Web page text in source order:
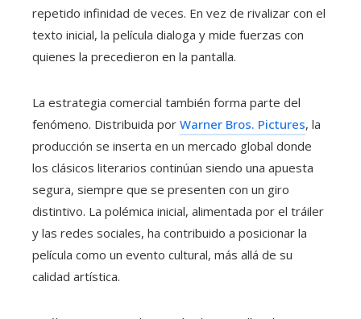
repetido infinidad de veces. En vez de rivalizar con el
texto inicial, la película dialoga y mide fuerzas con
quienes la precedieron en la pantalla.
La estrategia comercial también forma parte del
fenómeno. Distribuida por Warner Bros. Pictures, la
producción se inserta en un mercado global donde
los clásicos literarios continúan siendo una apuesta
segura, siempre que se presenten con un giro
distintivo. La polémica inicial, alimentada por el tráiler
y las redes sociales, ha contribuido a posicionar la
película como un evento cultural, más allá de su
calidad artística.